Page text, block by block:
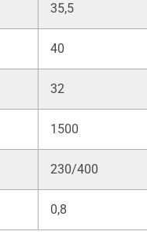
35,5
40
32
1500
230/400
0,8